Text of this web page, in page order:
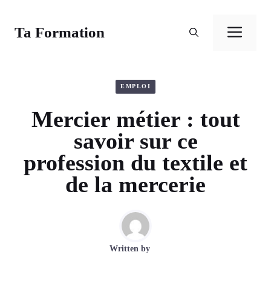
contenuTa Formation
EMPLOI
Mercier métier : tout
savoir sur ce
profession du textile et
de la mercerie
Written by